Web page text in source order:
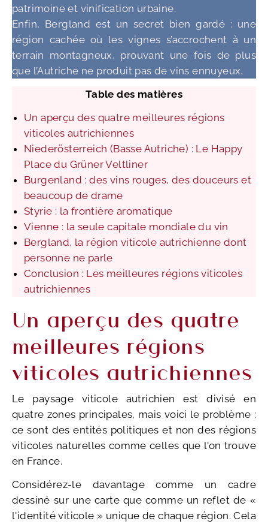
patrimoine et vinification urbaine.
Enfin, Bergland est un secret bien gardé : une
région cachée où les vignes s’accrochent à un
terrain montagneux, prouvant une fois de plus
que l’Autriche ne produit pas de vins ennuyeux.
Table des matières
Un aperçu des quatre meilleures régions
viticoles autrichiennes
Niederösterreich (Basse Autriche) : Le Happy
Place du Grüner Veltliner
Burgenland : des vins rouges, des douceurs et
beaucoup de drame
Styrie : la frontière aromatique
Vienne : la seule capitale mondiale du vin
Bergland, la région viticole autrichienne dont
personne ne parle
Conclusion : Les meilleures régions viticoles
autrichiennes
Un aperçu des quatre
meilleures régions
viticoles autrichiennes
Le paysage viticole autrichien est divisé en
quatre zones principales, mais voici le problème :
ce sont des entités politiques et non des régions
viticoles naturelles comme celles que l'on trouve
en France.
Considérez-le davantage comme un cadre
dessiné sur une carte que comme un reflet de «
l'identité viticole » unique de chaque région. Cela